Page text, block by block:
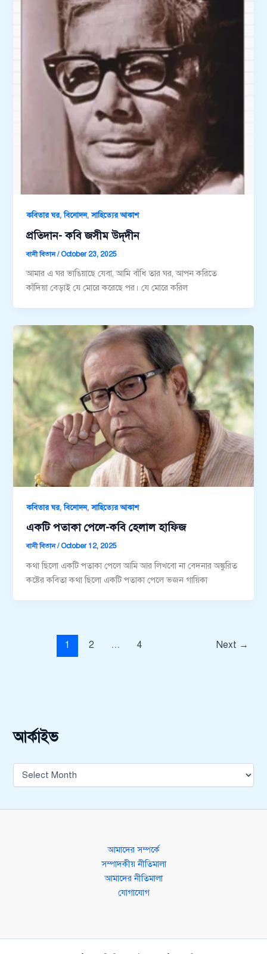
কবিতার ঘর,বিনোদন,সাহিত্যের আকাশ
প্রতিদান- কবি জসীম উদ্‌দীন
বানী বিতান/ October 23, 2025
আমার এ ঘর ভাঙিয়াছে যেবা, আমি বাঁধি তার ঘর, আপন করিতে
কাঁদিয়া বেড়াই যে মোরে করেছে পর। যে মোরে করিল
কবিতার ঘর,বিনোদন,সাহিত্যের আকাশ
একটি পতাকা পেলে-কবি হেলাল হাফিজ
বানী বিতান/ October 12, 2025
কথা ছিলো একটি পতাকা পেলে আমি আর লিখবো না বেদনার অঙ্কুরিত
কষ্টের কবিতা কথা ছিলো একটি পতাকা পেলে ভজন গায়িকা
1 2 … 4 Next →
আর্কাইভ
আমাদের সম্পর্কে
সম্পাদকীয় নীতিমালা
আমাদের নীতিমালা
যোগাযোগ